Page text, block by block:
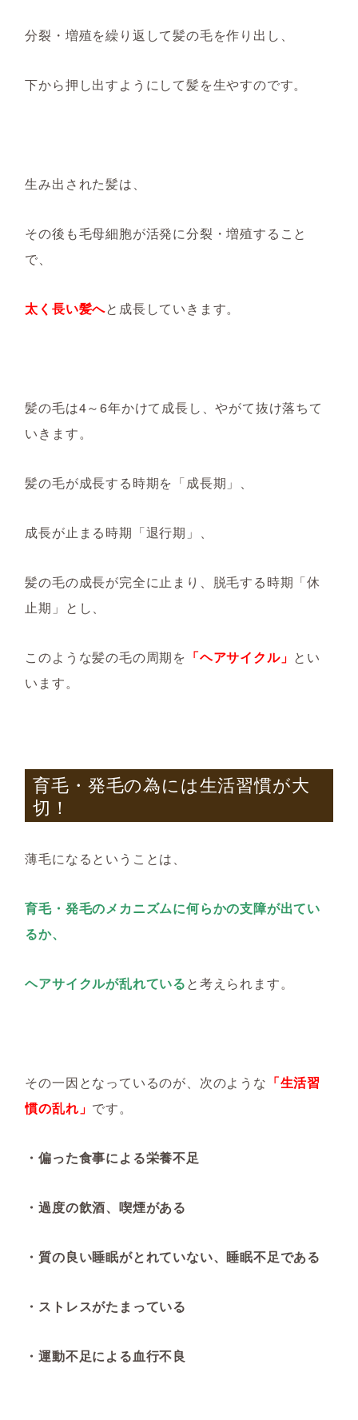
分裂・増殖を繰り返して髪の毛を作り出し、
下から押し出すようにして髪を生やすのです。
生み出された髪は、
その後も毛母細胞が活発に分裂・増殖すること
で、
太く長い髪へと成長していきます。
髪の毛は4～6年かけて成長し、やがて抜け落ちて
いきます。
髪の毛が成長する時期を「成長期」、
成長が止まる時期「退行期」、
髪の毛の成長が完全に止まり、脱毛する時期「休
止期」とし、
このような髪の毛の周期を 「ヘアサイクル」 とい
います。
育毛・発毛の為には生活習慣が大
切！
薄毛になるということは、
育毛・発毛のメカニズムに何らかの支障が出てい
るか、
ヘアサイクルが乱れていると考えられます。
その一因となっているのが、次のような 「生活習
慣の乱れ」 です。
・偏った食事による栄養不足
・過度の飲酒、喫煙がある
・質の良い睡眠がとれていない、睡眠不足である
・ストレスがたまっている
・運動不足による血行不良